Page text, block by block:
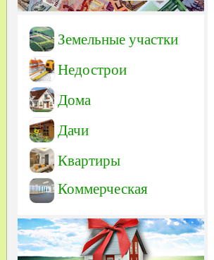
Земельные участки
Недострои
Дома
Дачи
Квартиры
Коммерческая